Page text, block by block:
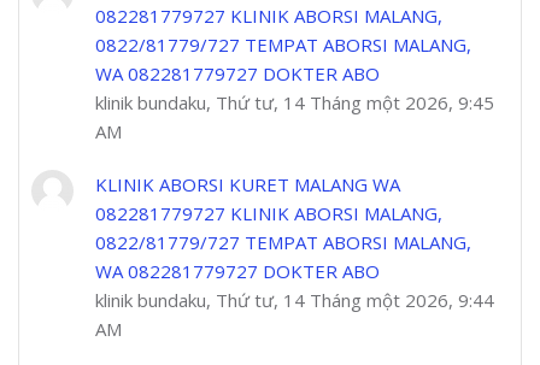
082281779727 KLINIK ABORSI MALANG,
0822/81779/727 TEMPAT ABORSI MALANG,
WA 082281779727 DOKTER ABO
klinik bundaku, Thứ tư, 14 Tháng một 2026, 9:45
AM
KLINIK ABORSI KURET MALANG WA
082281779727 KLINIK ABORSI MALANG,
0822/81779/727 TEMPAT ABORSI MALANG,
WA 082281779727 DOKTER ABO
klinik bundaku, Thứ tư, 14 Tháng một 2026, 9:44
AM